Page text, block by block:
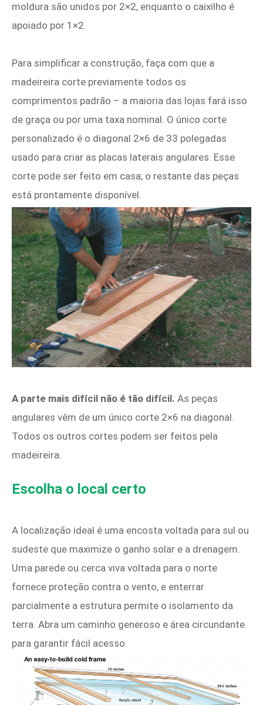
moldura são unidos por 2×2, enquanto o caixilho é
apoiado por 1×2.
Para simplificar a construção, faça com que a
madeireira corte previamente todos os
comprimentos padrão – a maioria das lojas fará isso
de graça ou por uma taxa nominal. O único corte
personalizado é o diagonal 2×6 de 33 polegadas
usado para criar as placas laterais angulares. Esse
corte pode ser feito em casa; o restante das peças
está prontamente disponível.
A parte mais difícil não é tão difícil. As peças
angulares vêm de um único corte 2×6 na diagonal.
Todos os outros cortes podem ser feitos pela
madeireira.
Escolha o local certo
A localização ideal é uma encosta voltada para sul ou
sudeste que maximize o ganho solar e a drenagem.
Uma parede ou cerca viva voltada para o norte
fornece proteção contra o vento, e enterrar
parcialmente a estrutura permite o isolamento da
terra. Abra um caminho generoso e área circundante
para garantir fácil acesso.